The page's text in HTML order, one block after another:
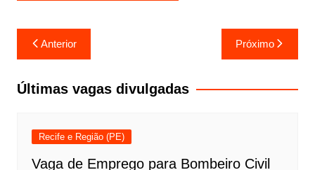
Navegação
de
Post
Anterior Próximo
Últimas vagas divulgadas
Recife e Região (PE)
Vaga de Emprego para Bombeiro Civil